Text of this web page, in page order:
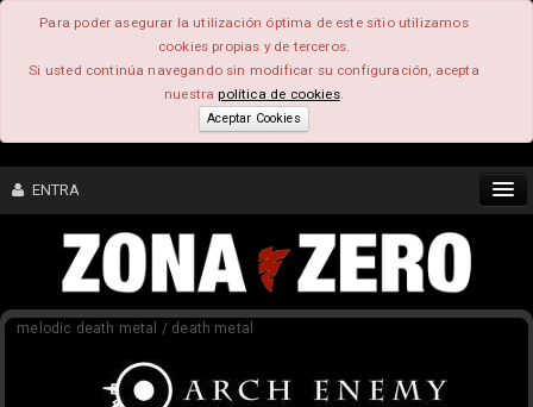
Para poder asegurar la utilización óptima de este sitio utilizamos
cookies propias y de terceros.
Si usted continúa navegando sin modificar su configuración, acepta
nuestrapolítica de cookies.
Aceptar Cookies
ENTRA
CONTENIDO
FEEEDBACK
melodic death metal / death metal